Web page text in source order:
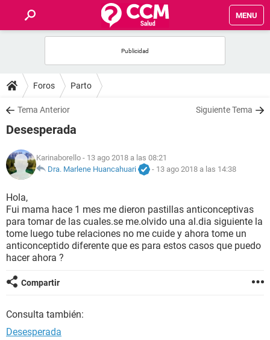
MENU
FOROS
SALUD
NUTRICIÓN
BIENESTAR
SEXUALIDAD
GLOSARIO
Foros Parto
Tema Anterior Siguiente Tema
Desesperada
Karinaborello - 13 ago 2018 a las 08:21
Dra. Marlene Huancahuari
- 13 ago 2018 a las 14:38
Hola,
Fui mama hace 1 mes me dieron pastillas anticonceptivas
para tomar de las cuales.se me.olvido una al.dia siguiente la
tome luego tube relaciones no me cuide y ahora tome un
anticonceptido diferente que es para estos casos que puedo
hacer ahora ?
Compartir
Consulta también:
Desesperada